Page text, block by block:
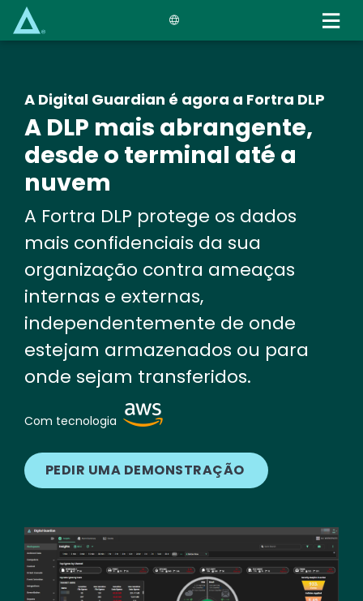
A Digital Guardian é agora a Fortra DLP
A DLP mais abrangente,
desde o terminal até a
nuvem
A Fortra DLP protege os dados
mais confidenciais da sua
organização contra ameaças
internas e externas,
independentemente de onde
estejam armazenados ou para
onde sejam transferidos.
Com tecnologia Image
PEDIR UMA DEMONSTRAÇÃO
Image